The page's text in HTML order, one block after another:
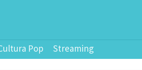
Pop Streaming